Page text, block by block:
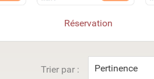
Réservation
Trier par : Pertinence